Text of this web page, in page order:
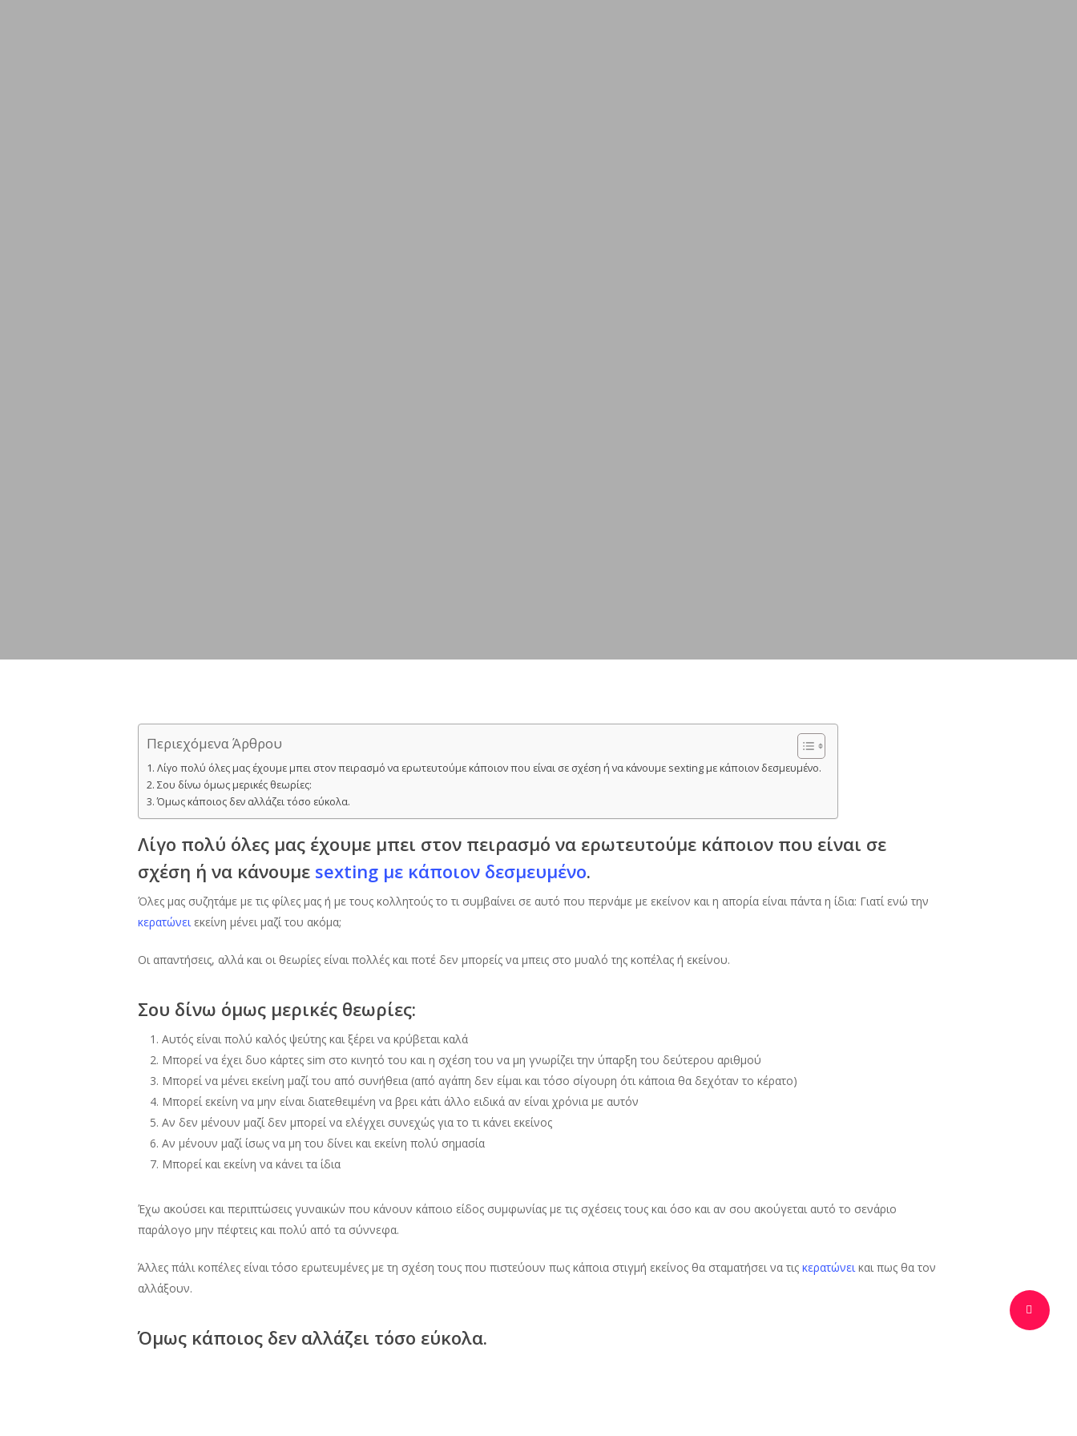
Περιεχόμενα Άρθρου
Λίγο πολύ όλες μας έχουμε μπει στον πειρασμό να ερωτευτούμε κάποιον που είναι σε σχέση ή να κάνουμε sexting με κάποιον δεσμευμένο.
Σου δίνω όμως μερικές θεωρίες:
Όμως κάποιος δεν αλλάζει τόσο εύκολα.
Λίγο πολύ όλες μας έχουμε μπει στον πειρασμό να ερωτευτούμε κάποιον που είναι σε
σχέση ή να κάνουμε sexting με κάποιον δεσμευμένο.
Όλες μας συζητάμε με τις φίλες μας ή με τους κολλητούς το τι συμβαίνει σε αυτό που περνάμε με εκείνον και η απορία είναι πάντα η ίδια: Γιατί ενώ την
κερατώνει εκείνη μένει μαζί του ακόμα;
Οι απαντήσεις, αλλά και οι θεωρίες είναι πολλές και ποτέ δεν μπορείς να μπεις στο μυαλό της κοπέλας ή εκείνου.
Σου δίνω όμως μερικές θεωρίες:
Αυτός είναι πολύ καλός ψεύτης και ξέρει να κρύβεται καλά
Μπορεί να έχει δυο κάρτες sim στο κινητό του και η σχέση του να μη γνωρίζει την ύπαρξη του δεύτερου αριθμού
Μπορεί να μένει εκείνη μαζί του από συνήθεια (από αγάπη δεν είμαι και τόσο σίγουρη ότι κάποια θα δεχόταν το κέρατο)
Μπορεί εκείνη να μην είναι διατεθειμένη να βρει κάτι άλλο ειδικά αν είναι χρόνια με αυτόν
Αν δεν μένουν μαζί δεν μπορεί να ελέγχει συνεχώς για το τι κάνει εκείνος
Αν μένουν μαζί ίσως να μη του δίνει και εκείνη πολύ σημασία
Μπορεί και εκείνη να κάνει τα ίδια
Έχω ακούσει και περιπτώσεις γυναικών που κάνουν κάποιο είδος συμφωνίας με τις σχέσεις τους και όσο και αν σου ακούγεται αυτό το σενάριο
παράλογο μην πέφτεις και πολύ από τα σύννεφα.
Άλλες πάλι κοπέλες είναι τόσο ερωτευμένες με τη σχέση τους που πιστεύουν πως κάποια στιγμή εκείνος θα σταματήσει να τις κερατώνει και πως θα τον
αλλάξουν.
Όμως κάποιος δεν αλλάζει τόσο εύκολα.